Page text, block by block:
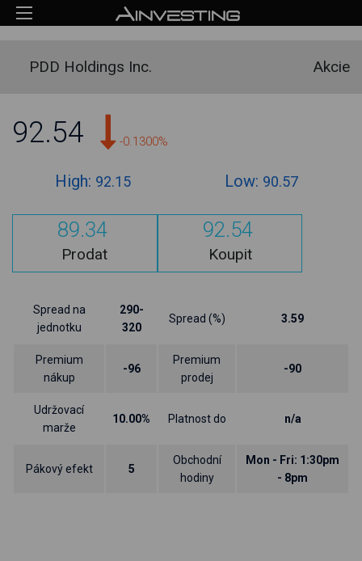
PDD Holdings Inc. Akcie
92.54 -0.1300%
High: 92.15 Low: 90.57
89.34
Prodat
92.54
Koupit
Spread na
jednotku
290-
320
Spread (%) 3.59
Premium
nákup
-96
Premium
prodej
-90
Udržovací
marže
10.00% Platnost do n/a
Pákový efekt 5
Obchodní
hodiny
Mon - Fri: 1:30pm
- 8pm